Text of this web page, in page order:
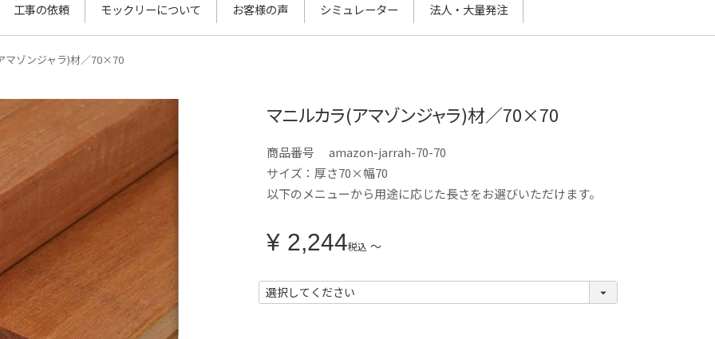
工事の依頼 モックリーについて お客様の声 シミュレーター 法人・大量発注
マゾンジャラ)材／70×70
マニルカラ(アマゾンジャラ)材／70×70
商品番号
amazon-jarrah-70-70
サイズ：厚さ70×幅70
以下のメニューから用途に応じた長さをお選びいただけます。
¥ 2,244税込 〜